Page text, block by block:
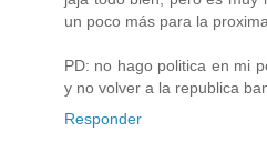
un poco más para la
PD: no hago politica en mi
y no volver a la republica
Responder